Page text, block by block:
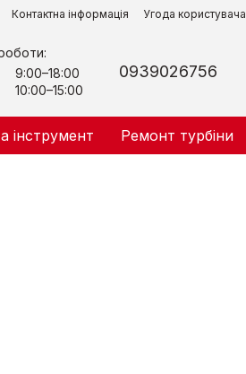
Контактна інформація Угода користувача
9:00–18:00
10:00–15:00
0939026756
інструмент Ремонт турбіни